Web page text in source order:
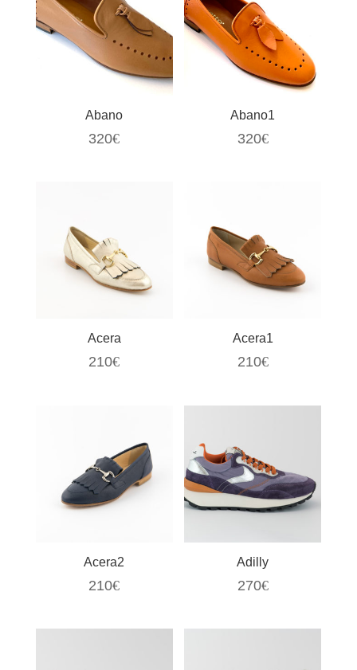
Abano
320€
Abano1
320€
Acera
210€
Acera1
210€
Acera2
210€
Adilly
270€